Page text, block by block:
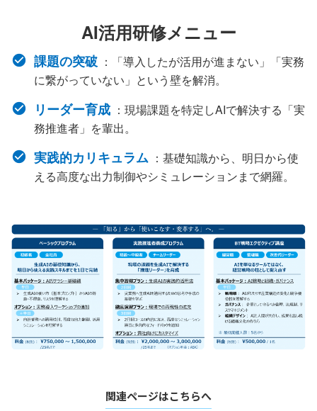
AI活用研修メニュー
課題の突破 ：「導入したが活用が進まない」「実務
に繋がっていない」という壁を解消。
リーダー育成 ：現場課題を特定しAIで解決する「実
務推進者」を輩出。
実践的カリキュラム ：基礎知識から、明日から使
える高度な出力制御やシミュレーションまで網羅。
関連ページはこちらへ